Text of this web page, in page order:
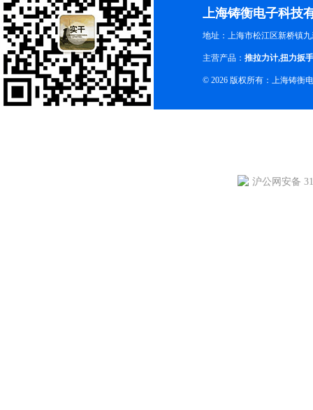
上海铸衡电子科技
地址：上海市松江区新桥镇
主营产品： 推拉力计,扭力扳手
© 2026 版权所有：上海铸衡
沪公网安备